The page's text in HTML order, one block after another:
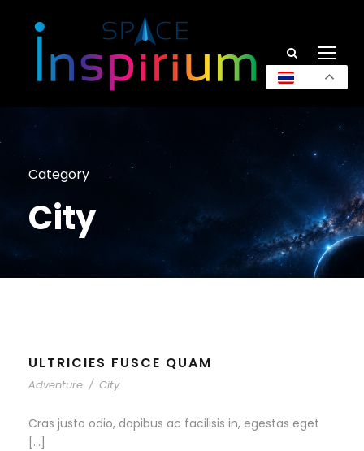
Category
City
ULTRICIES FUSCE QUAM
Adventure / City
Cras justo odio, dapibus ac facilisis in, egestas eget
[…]